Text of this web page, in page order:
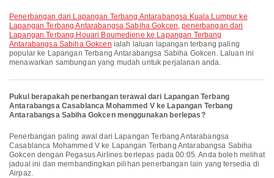
penerbangan dari Lapangan Terbang Antarabangsa Kuala Lumpur ke
Lapangan Terbang Antarabangsa Sabiha Gokcen,penerbangan dari
Lapangan Terbang Houari Boumediene ke Lapangan Terbang
Antarabangsa Sabiha Gokcen ialah laluan lapangan terbang paling
popular ke Lapangan Terbang Antarabangsa Sabiha Gokcen. Laluan ini
menawarkan sambungan yang mudah untuk perjalanan anda.
Pukul berapakah penerbangan terawal dari Lapangan Terbang
Antarabangsa Casablanca Mohammed V ke Lapangan Terbang
Antarabangsa Sabiha Gokcen menggunakan berlepas?
Penerbangan paling awal dari Lapangan Terbang Antarabangsa
Casablanca Mohammed V ke Lapangan Terbang Antarabangsa Sabiha
Gokcen dengan Pegasus Airlines berlepas pada 00:05. Anda boleh melihat
jadual ini dan membandingkan pilihan penerbangan lain yang tersedia di
Airpaz.